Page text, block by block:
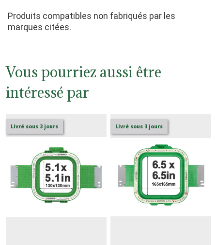
Produits compatibles non fabriqués par les
marques citées.
Vous pourriez aussi être
intéressé par
Livré sous 3 jours Livré sous 3 jours